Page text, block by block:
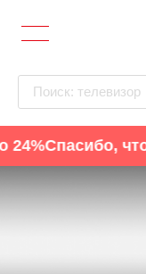
Поиск: телевизор
Спасибо, что